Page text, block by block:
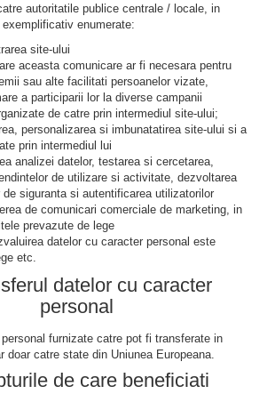
autoritatile publice centrale / locale, in
enumerate:
site-ului
aceasta comunicare ar fi necesara pentru
sau alte facilitati persoanelor vizate,
a participarii lor la diverse campanii
de catre prin intermediul site-ului;
personalizarea si imbunatatirea site-ului si a
prin intermediul lui
analizei datelor, testarea si cercetarea,
de utilizare si activitate, dezvoltarea
siguranta si autentificarea utilizatorilor
de comunicari comerciale de marketing, in
prevazute de lege
datelor cu caracter personal este
etc.
datelor cu caracter
personal
furnizate catre pot fi transferate in
doar catre state din Uniunea Europeana.
de care beneficiati